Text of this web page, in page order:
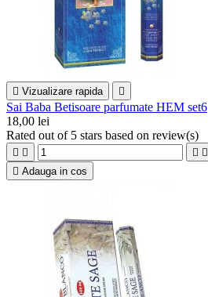
 Vizualizare rapida 
Sai Baba Betisoare parfumate HEM set6
18,00 lei
Rated out of 5 stars based on review(s)
   
 Adauga in cos